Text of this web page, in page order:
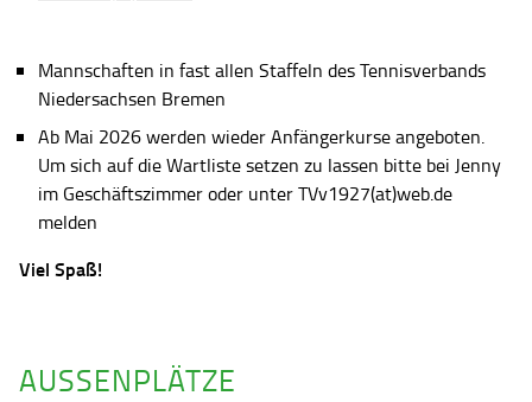
Mannschaften in fast allen Staffeln des Tennisverbands
Niedersachsen Bremen
Ab Mai 2026 werden wieder Anfängerkurse angeboten.
Um sich auf die Wartliste setzen zu lassen bitte bei Jenny
im Geschäftszimmer oder unter TVv1927(at)web.de
melden
Viel Spaß!
AUSSENPLÄTZE